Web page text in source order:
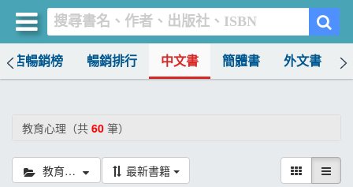
書店暢銷榜 暢銷排行 中文書 簡體書 外文書
教育心理（共 60 筆）
教育心理 最新書籍
買書網
書店暢銷榜